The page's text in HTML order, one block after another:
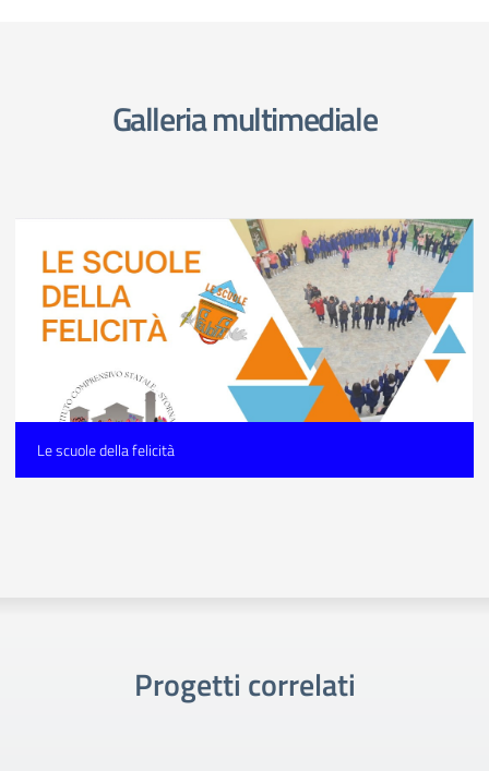
Galleria multimediale
Le scuole della felicità
Progetti correlati